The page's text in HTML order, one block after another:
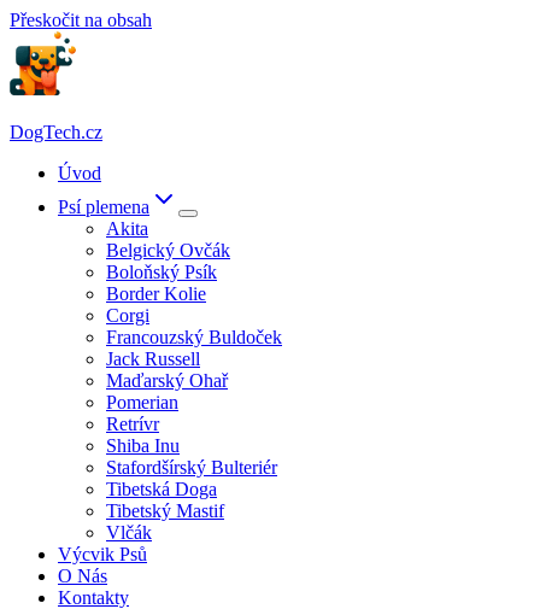
Přeskočit na obsah
DogTech.cz
Úvod
Psí plemena
Akita
Belgický Ovčák
Boloňský Psík
Border Kolie
Corgi
Francouzský Buldoček
Jack Russell
Maďarský Ohař
Pomerian
Retrívr
Shiba Inu
Stafordšírský Bulteriér
Tibetská Doga
Tibetský Mastif
Vlčák
Výcvik Psů
O Nás
Kontakty